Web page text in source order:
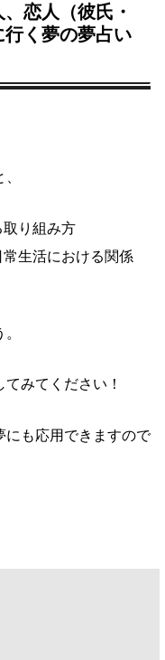
恋人（彼氏・
く夢の夢占い
取り組み方
生活における関係
みてください！
にも応用できますので